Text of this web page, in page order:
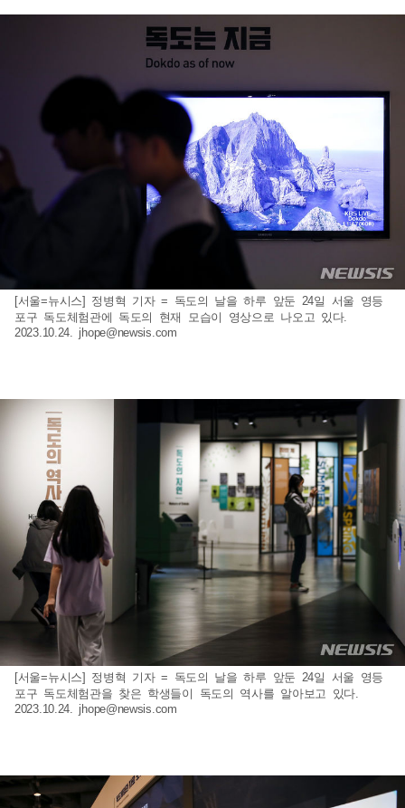
[서울=뉴시스] 정병혁 기자 = 독도의 날을 하루 앞둔 24일 서울 영등
포구 독도체험관에 독도의 현재 모습이 영상으로 나오고 있다.
2023.10.24. jhope@newsis.com
[서울=뉴시스] 정병혁 기자 = 독도의 날을 하루 앞둔 24일 서울 영등
포구 독도체험관을 찾은 학생들이 독도의 역사를 알아보고 있다.
2023.10.24. jhope@newsis.com